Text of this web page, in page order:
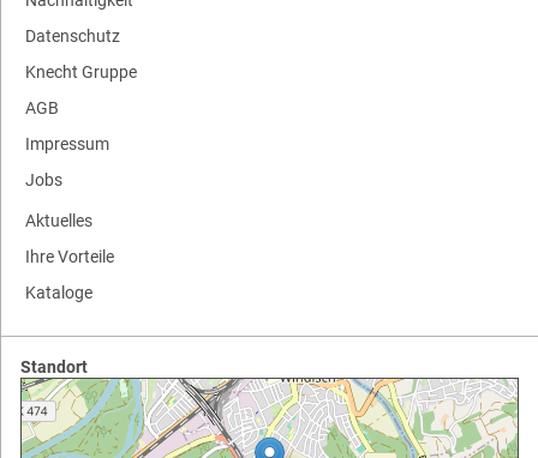
Datenschutz
Knecht Gruppe
AGB
Impressum
Jobs
Aktuelles
Ihre Vorteile
Kataloge
Standort